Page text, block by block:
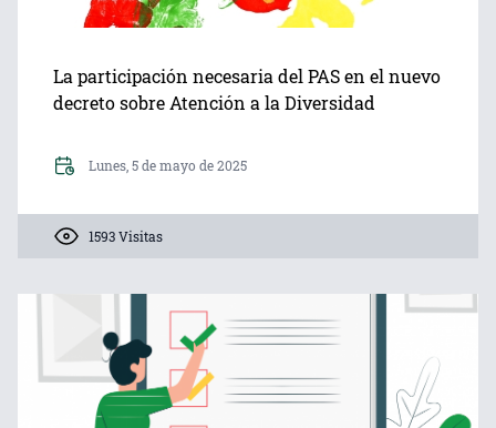
La participación necesaria del PAS en el nuevo
decreto sobre Atención a la Diversidad
Lunes, 5 de mayo de 2025
1593 Visitas